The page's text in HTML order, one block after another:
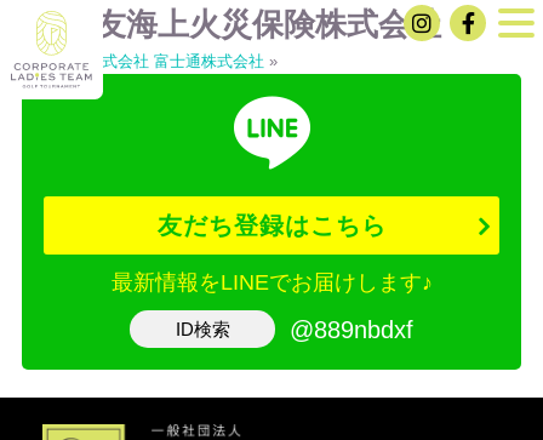
三井住友海上火災保険株式会社
BIPROGY株式会社 富士通株式会社 »
友だち登録はこちら
最新情報をLINEでお届けします♪
ID検索 @889nbdxf